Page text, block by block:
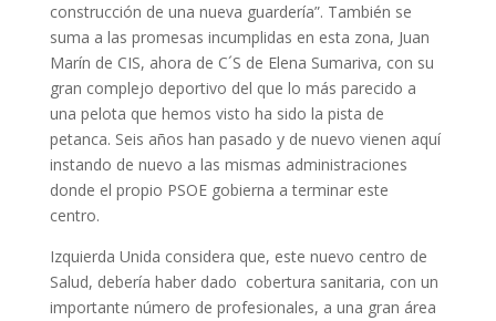
construcción de una nueva guardería”. También se
suma a las promesas incumplidas en esta zona, Juan
Marín de CIS, ahora de C´S de Elena Sumariva, con su
gran complejo deportivo del que lo más parecido a
una pelota que hemos visto ha sido la pista de
petanca. Seis años han pasado y de nuevo vienen aquí
instando de nuevo a las mismas administraciones
donde el propio PSOE gobierna a terminar este
centro.
Izquierda Unida considera que, este nuevo centro de
Salud, debería haber dado cobertura sanitaria, con un
importante número de profesionales, a una gran área